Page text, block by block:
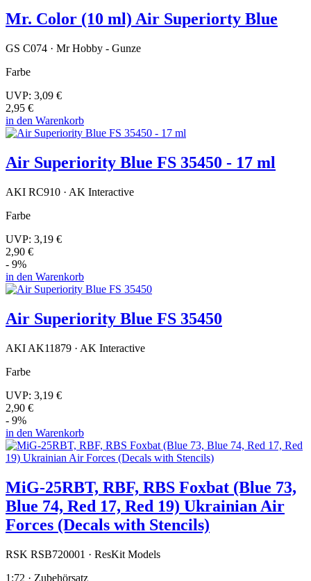
Mr. Color (10 ml) Air Superiorty Blue
GS C074 · Mr Hobby - Gunze
Farbe
UVP: 3,09 €
2,95 €
in den Warenkorb
Air Superiority Blue FS 35450 - 17 ml
AKI RC910 · AK Interactive
Farbe
UVP: 3,19 €
2,90 €
- 9%
in den Warenkorb
Air Superiority Blue FS 35450
AKI AK11879 · AK Interactive
Farbe
UVP: 3,19 €
2,90 €
- 9%
in den Warenkorb
MiG-25RBT, RBF, RBS Foxbat (Blue 73,
Blue 74, Red 17, Red 19) Ukrainian Air
Forces (Decals with Stencils)
RSK RSB720001 · ResKit Models
1:72 · Zubehörsatz